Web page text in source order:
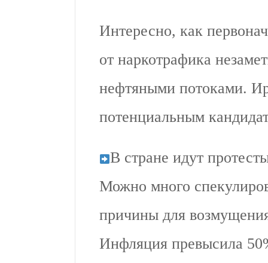
Интересно, как
от наркотрафика
нефтяными потоками.
потенциальным
В стране идут
Можно много
причины для
Инфляция превысила